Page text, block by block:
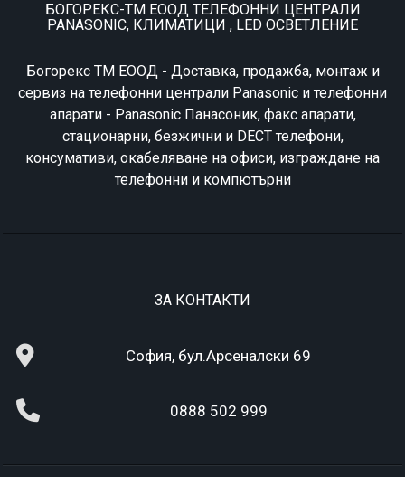
БОГОРЕКС-ТМ ЕООД ТЕЛЕФОННИ ЦЕНТРАЛИ
PANASONIC, КЛИМАТИЦИ , LED ОСВЕТЛЕНИЕ
Богорекс ТМ ЕООД - Доставка, продажба, монтаж и
сервиз на телефонни централи Panasonic и телефонни
апарати - Panasonic Панасоник, факс апарати,
стационарни, безжични и DECT телефони,
консумативи, окабеляване на офиси, изграждане на
телефонни и компютърни
ЗА КОНТАКТИ
София, бул.Арсеналски 69
0888 502 999